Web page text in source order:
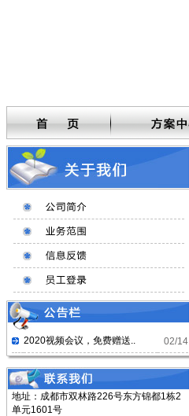
2020视频会议，免费赠送.. 02/14
地址：成都市双林路226号东方锦都1栋2
单元1601号
核工业西南物理研究院